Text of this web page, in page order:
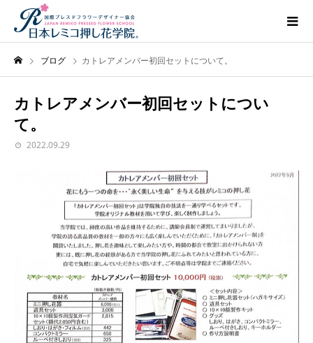
ブログ カトレアメンバー初回セットについて。
カトレアメンバー初回セットについ
て。
2022.09.29